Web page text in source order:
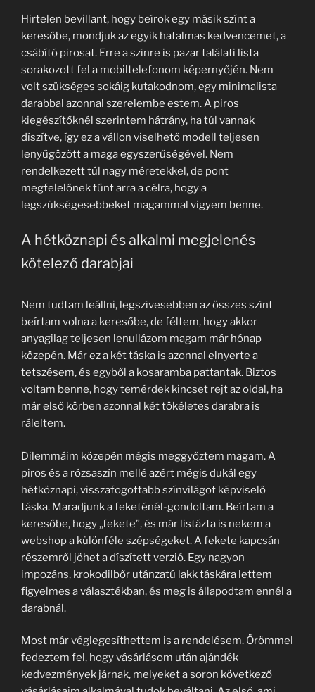
Hirtelen bevillant, hogy beírok egy másik színt a
keresőbe, mondjuk az egyik hatalmas kedvencemet, a
csábító pirosat. Erre a színre is pazar találati lista
sorakozott fel a mobiltelefonom képernyőjén. Nem
volt szükséges sokáig kutakodnom, egy minimalista
darabbal azonnal szerelembe estem. A piros
kiegészítőknél szerintem hátrány, ha túl vannak
díszítve, így ez a vállon viselhető modell teljesen
lenyűgözött a maga egyszerűségével. Nem
rendelkezett túl nagy méretekkel, de pont
megfelelőnek tűnt arra a célra, hogy a
legszükségesebbeket magammal vigyem benne.
A hétköznapi és alkalmi megjelenés
kötelező darabjai
Nem tudtam leállni, legszívesebben az összes színt
beírtam volna a keresőbe, de féltem, hogy akkor
anyagilag teljesen lenullázom magam már hónap
közepén. Már ez a két táska is azonnal elnyerte a
tetszésem, és egyből a kosaramba pattantak. Biztos
voltam benne, hogy temérdek kincset rejt az oldal, ha
már első körben azonnal két tökéletes darabra is
ráleltem.
Dilemmáim közepén mégis meggyőztem magam. A
piros és a rózsaszín mellé azért mégis dukál egy
hétköznapi, visszafogottabb színvilágot képviselő
táska. Maradjunk a feketénél-gondoltam. Beírtam a
keresőbe, hogy ,,fekete”, és már listázta is nekem a
webshop a különféle szépségeket. A fekete kapcsán
részemről jöhet a díszített verzió. Egy nagyon
impozáns, krokodilbőr utánzatú lakk táskára lettem
figyelmes a választékban, és meg is állapodtam ennél a
darabnál.
Most már véglegesíthettem is a rendelésem. Örömmel
fedeztem fel, hogy vásárlásom után ajándék
kedvezmények járnak, melyeket a soron következő